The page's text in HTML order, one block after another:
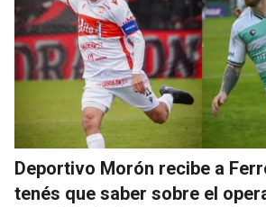
Deportivo Morón recibe a
tenés que saber sobre el